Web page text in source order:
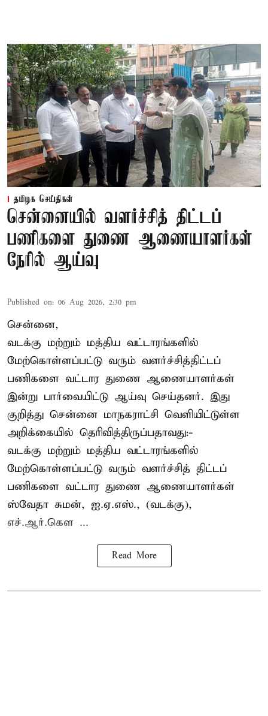
தமிழக செய்திகள்
சென்னையில் வளர்ச்சித் திட்டப்
பணிகளை துணை ஆணையாளர்கள்
நேரில் ஆய்வு
Published on: 06 Aug 2026, 2:30 pm
சென்னை,
வடக்கு மற்றும் மத்திய வட்டாரங்களில்
மேற்கொள்ளப்பட்டு வரும் வளர்ச்சித்திட்டப்
பணிகளை வட்டார துணை ஆணையாளர்கள்
இன்று பார்வையிட்டு ஆய்வு செய்தனர். இது
குறித்து சென்னை மாநகராட்சி வெளியிட்டுள்ள
அறிக்கையில் தெரிவித்திருப்பதாவது:-
வடக்கு மற்றும் மத்திய வட்டாரங்களில்
மேற்கொள்ளப்பட்டு வரும் வளர்ச்சித் திட்டப்
பணிகளை வட்டார துணை ஆணையாளர்கள்
ஸ்வேதா சுமன், ஐ.ஏ.எஸ்., (வடக்கு),
எச்.ஆர்.கௌ ...
Read More